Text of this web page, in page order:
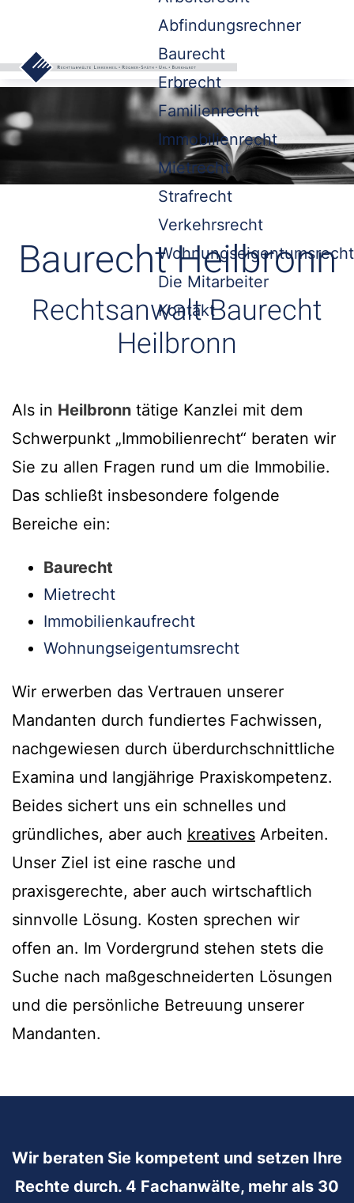
Abfindungsrechner
Baurecht
Erbrecht
Familienrecht
Immobilienrecht
Mietrecht
Strafrecht
Verkehrsrecht
Wohnungseigentumsrecht
Die Mitarbeiter
Kontakt
Baurecht Heilbronn
Rechtsanwalt Baurecht
Heilbronn
Als in Heilbronn tätige Kanzlei mit dem
Schwerpunkt „Immobilienrecht“ beraten wir
Sie zu allen Fragen rund um die Immobilie.
Das schließt insbesondere folgende
Bereiche ein:
Baurecht
Mietrecht
Immobilienkaufrecht
Wohnungseigentumsrecht
Wir erwerben das Vertrauen unserer
Mandanten durch fundiertes Fachwissen,
nachgewiesen durch überdurchschnittliche
Examina und langjährige Praxiskompetenz.
Beides sichert uns ein schnelles und
gründliches, aber auch kreatives Arbeiten.
Unser Ziel ist eine rasche und
praxisgerechte, aber auch wirtschaftlich
sinnvolle Lösung. Kosten sprechen wir
offen an. Im Vordergrund stehen stets die
Suche nach maßgeschneiderten Lösungen
und die persönliche Betreuung unserer
Mandanten.
Wir beraten Sie kompetent und setzen Ihre
Rechte durch. 4 Fachanwälte, mehr als 30